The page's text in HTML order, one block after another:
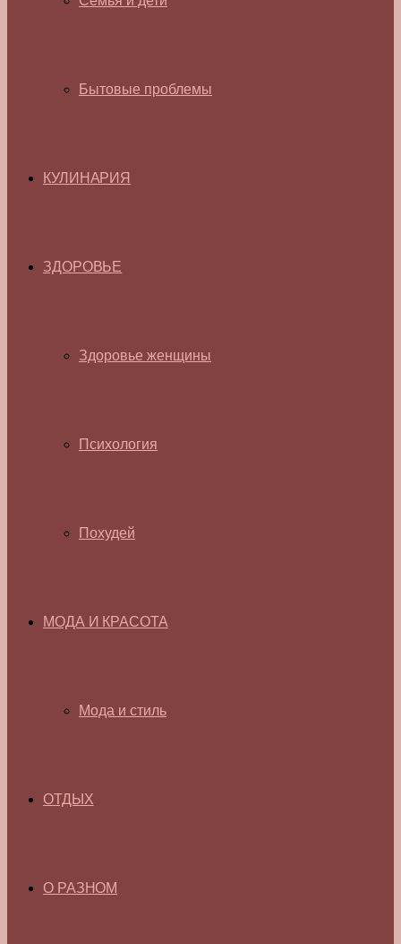
Бытовые проблемы
КУЛИНАРИЯ
ЗДОРОВЬЕ
Здоровье женщины
Психология
Похудей
МОДА И КРАСОТА
Мода и стиль
ОТДЫХ
О РАЗНОМ